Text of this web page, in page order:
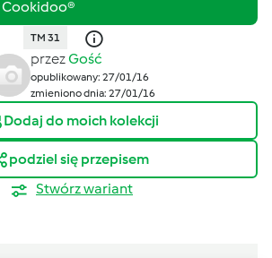
TM 31
przezGość
opublikowany: 27/01/16
zmieniono dnia: 27/01/16
Dodaj do moich kolekcji
podziel się przepisem
Stwórz wariant